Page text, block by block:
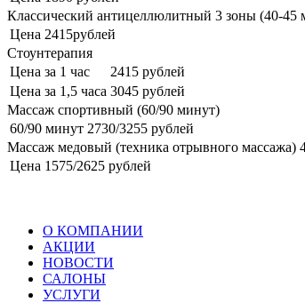
Классический антицеллюлитный 3 зоны (40-45
Цена 2415рублей
Стоунтерапия
Цена за 1 час
2415 рублей
Цена за 1,5 часа 3045 рублей
Массаж спортивный (60/90 минут)
60/90 минут 2730/3255 рублей
Массаж медовый (техника отрывного массажа)
Цена 1575/2625 рублей
О КОМПАНИИ
АКЦИИ
НОВОСТИ
САЛОНЫ
УСЛУГИ